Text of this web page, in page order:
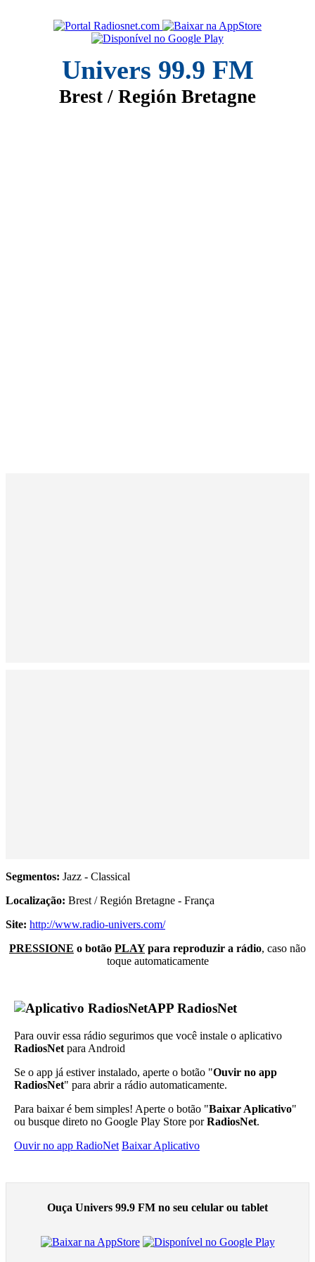
Univers 99.9 FM
Brest / Región Bretagne
Segmentos: Jazz - Classical
Localização: Brest / Región Bretagne - França
Site: http://www.radio-univers.com/
PRESSIONE o botão PLAYpara reproduzir a rádio, caso não
toque automaticamente
APP RadiosNet
Para ouvir essa rádio segurimos que você instale o aplicativo
RadiosNet para Android
Se o app já estiver instalado, aperte o botão "Ouvir no app
RadiosNet" para abrir a rádio automaticamente.
Para baixar é bem simples! Aperte o botão "Baixar Aplicativo"
ou busque direto no Google Play Store porRadiosNet.
Ouvir no app RadioNet Baixar Aplicativo
Ouça Univers 99.9 FM no seu celular ou tablet